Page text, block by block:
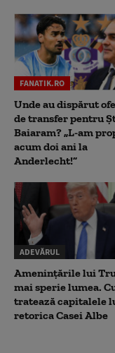
FANATIK.RO
Unde au dispărut
de transfer pentru
Baiaram? „L-am
acum doi ani la
Anderlecht!”
ADEVĂRUL
Amenințările lui
mai sperie lumea.
tratează capitalele
retorica Casei Albe